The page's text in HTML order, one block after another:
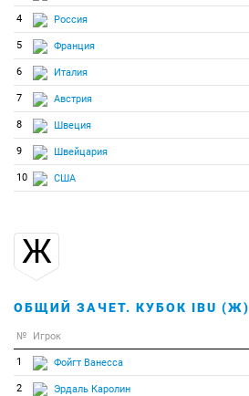
94 Романов Никита
95 Росбо Йоахим
96 Росбо Якоб
97 Салют Нико
98 Сендря Виктор
99 Серохвостов Даниил
100 Сирик Сергей
101 Скленарик Томаш
103
Тамборнино Элиджус
107 Триксль Себастьян
108 Турлубеков Бекентай
4 Россия
5 Франция
6 Италия
7 Австрия
8 Швеция
9 Швейцария
10 США
Ж
ОБЩИЙ ЗАЧЕТ. КУБОК IBU (Ж)
№ Игрок
1 Фойгт Ванесса
2 Эрдаль Каролин